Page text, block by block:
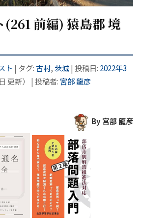
(261 前編) 猿島郡 境
ト | タグ:古村,茨城| 投稿日: 2022年3
更新） | 投稿者: 宮部 龍彦
By 宮部 龍彦